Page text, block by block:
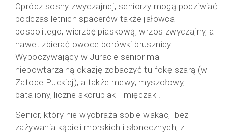
Oprócz sosny zwyczajnej, seniorzy mogą podziwiać
podczas letnich spacerów także jałowca
pospolitego, wierzbę piaskową, wrzos zwyczajny, a
nawet zbierać owoce borówki brusznicy.
Wypoczywający w Juracie senior ma
niepowtarzalną okazję zobaczyć tu fokę szarą (w
Zatoce Puckiej), a także mewy, myszołowy,
bataliony, liczne skorupiaki i mięczaki.
Senior, który nie wyobraża sobie wakacji bez
zażywania kąpieli morskich i słonecznych, z